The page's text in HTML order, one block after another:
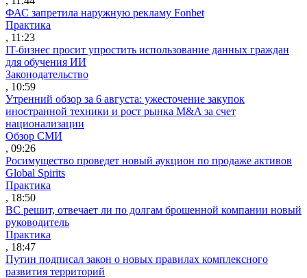
ФАС запретила наружную рекламу Fonbet
Практика
, 11:23
IT-бизнес просит упростить использование данных граждан
для обучения ИИ
Законодательство
, 10:59
Утренний обзор за 6 августа: ужесточение закупок
иностранной техники и рост рынка M&A за счет
национализации
Обзор СМИ
, 09:26
Росимущество проведет новый аукцион по продаже активов
Global Spirits
Практика
, 18:50
ВС решит, отвечает ли по долгам брошенной компании новый
руководитель
Практика
, 18:47
Путин подписал закон о новых правилах комплексного
развития территорий